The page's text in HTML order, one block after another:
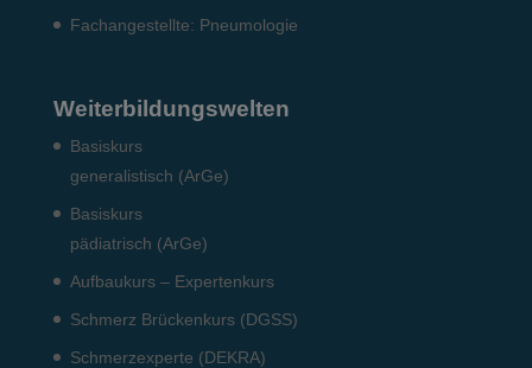
Fach­angestellte: Pneumo­logie
Weiterbildungswelten
Basiskurs
generalistisch (ArGe)
Basiskurs
pädiatrisch (ArGe)
Aufbaukurs – Expertenkurs
Schmerz Brückenkurs (DGSS)
Schmerzexperte (DEKRA)